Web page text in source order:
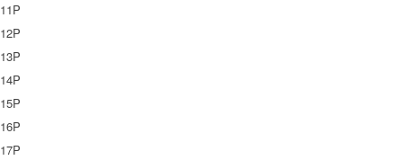
11P
12P
13P
14P
15P
16P
17P